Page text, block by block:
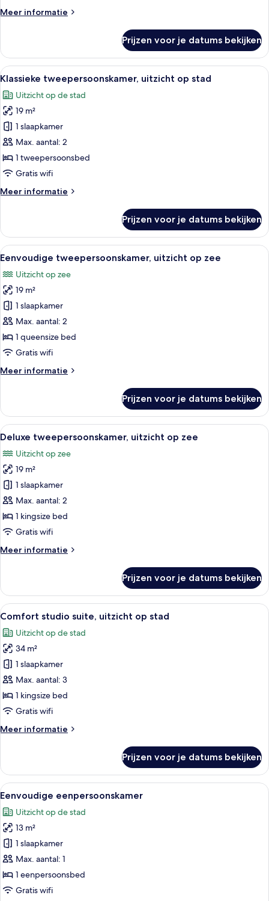
Meer informatie
Meer
uitzicht
op
stad
Prijzen voor je datums bekijken
Alle
foto's
voor
Klassieke
tweepersoonskamer,
uitzicht
op
stad
Een hotelkamer met een bed,
2
Klassieke tweepersoonskamer, uitzicht op stad
Uitzicht op de stad
19 m²
1 slaapkamer
Max. aantal: 2
1 tweepersoonsbed
Gratis wifi
Meer informatie
Meer
tweepersoonskamer,
uitzicht
op
Prijzen voor je datums bekijken
Alle
foto's
voor
Eenvoudige
tweepersoonskamer,
uitzicht
op
zee
Hotelkamer met een bed, een aan
8
Eenvoudige tweepersoonskamer, uitzicht op zee
Uitzicht op zee
19 m²
1 slaapkamer
Max. aantal: 2
1 queensize bed
Gratis wifi
Meer informatie
Meer
tweepersoonskamer,
uitzicht
op
Prijzen voor je datums bekijken
Alle
foto's
voor
Deluxe
tweepersoonskamer,
uitzicht
op
zee
Uitzicht vanaf een balkon op een
3
Deluxe tweepersoonskamer, uitzicht op zee
Uitzicht op zee
19 m²
1 slaapkamer
Max. aantal: 2
1 kingsize bed
Gratis wifi
Meer informatie
Meer
tweepersoonskamer,
uitzicht
op
Prijzen voor je datums bekijken
Alle
foto's
voor
Comfort
studio
suite,
uitzicht
op
laden
Een moderne hotelkamer met een
12
Comfort studio suite, uitzicht op stad
Uitzicht op de stad
34 m²
1 slaapkamer
Max. aantal: 3
1 kingsize bed
Gratis wifi
Meer informatie
Meer
studio
suite,
uitzicht
stad
Prijzen voor je datums bekijken
Alle
foto's
voor
Eenvoudige
eenpersoonskamer
laden
Een slaapkamer met een bed, een
2
Eenvoudige eenpersoonskamer
Uitzicht op de stad
13 m²
1 slaapkamer
Max. aantal: 1
1 eenpersoonsbed
Gratis wifi